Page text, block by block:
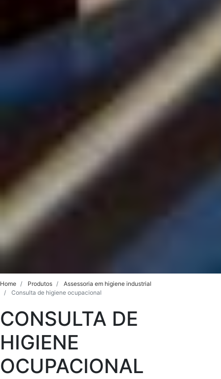
Home Produtos
Assessoria em higiene industrial
Consulta de higiene ocupacional
CONSULTA DE
HIGIENE
OCUPACIONAL